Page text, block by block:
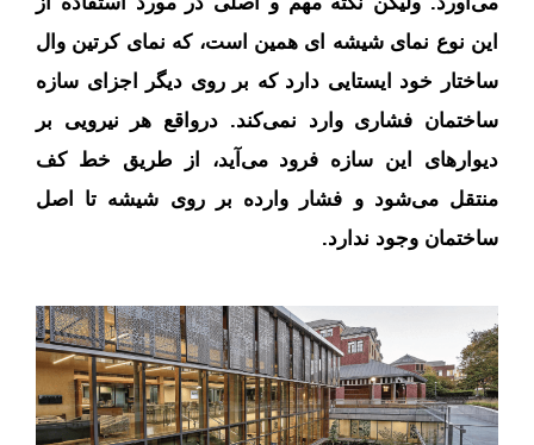
این نوع نمای شیشه‌ ای همین است، که نمای کرتین وال
ساختار خود ایستایی دارد که بر روی دیگر اجزای سازه
ساختمان فشاری وارد نمی‌کند. درواقع هر نیرویی بر
دیوارهای این سازه فرود می‌آید، از طریق خط کف
منتقل می‌شود و فشار وارده بر روی شیشه تا اصل
ساختمان وجود ندارد.